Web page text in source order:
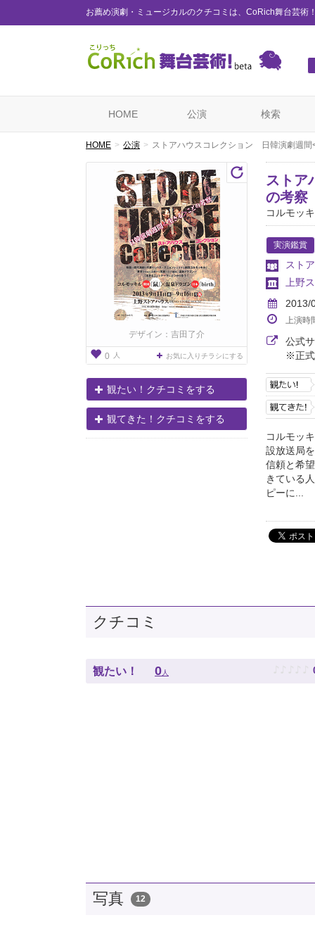
お薦め演劇・ミュージカルのクチコミは、CoRich舞台芸術
HOME 公演 検索
HOME 公演 ストアハウスコレクション 日韓演劇週間
デザイン：吉田了介
0 人 お気に入りチラシにする
観たい！クチコミをする
観てきた！クチコミをする
ストア
の考察
コルモッ
実演鑑賞
スト
上野
2013/
上演時
公式
※正式
コルモッ
設放送局
信頼と希
きている
ピーに...
クチコミ
観たい！ 0 人 ♪ ♪ ♪ ♪ ♪
写真 12